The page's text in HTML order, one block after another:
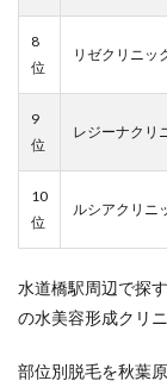
8
位
リゼクリニッ
9
位
レジーナクリ
10
位
ルシアクリニ
水道橋駅周辺で探
の水美容形成クリ
部位別脱毛を秋葉